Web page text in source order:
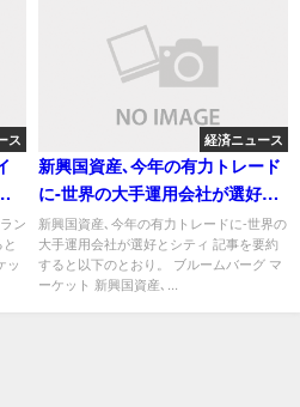
ス
ン
ッ
経済ニュース
新興国資産､今年の有力トレード
に-世界の大手運用会社が選好と
シティ
新興国資産､今年の有力トレードに-世界の
大手運用会社が選好とシティ 記事を要約
すると以下のとおり。 ブルームバーグ マ
ーケット 新興国資産､...